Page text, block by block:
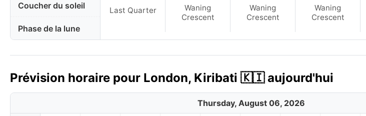
Coucher du soleil
Phase de la lune
Last Quarter
Waning
Crescent
Waning
Crescent
Waning
Crescent
Prévision horaire pour London, Kiribati 🇰🇮 aujourd'hui
Thursday, August 06, 2026